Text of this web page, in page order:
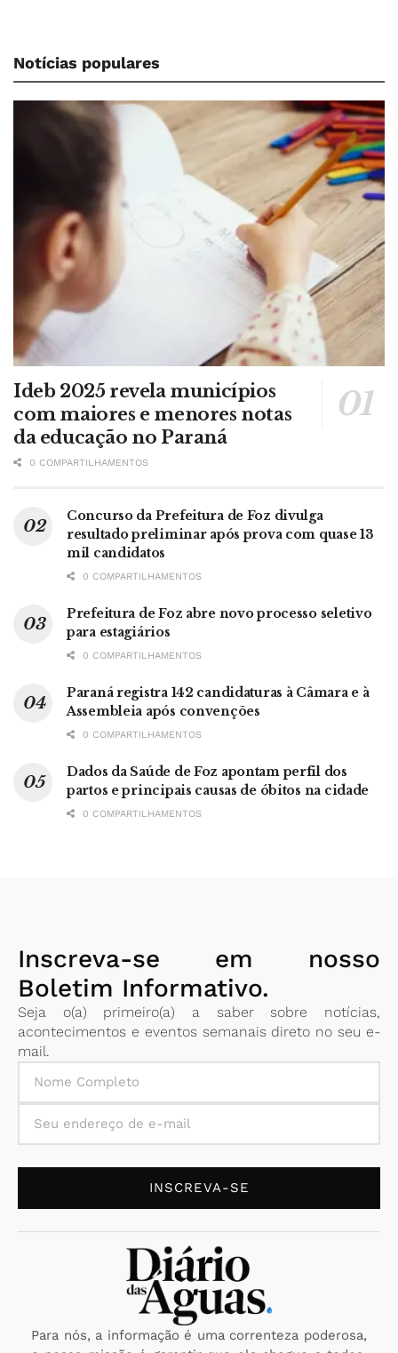
Notícias populares
Ideb 2025 revela municípios
com maiores e menores notas
da educação no Paraná
0 COMPARTILHAMENTOS
Concurso da Prefeitura de Foz divulga
resultado preliminar após prova com quase 13
mil candidatos
0 COMPARTILHAMENTOS
Prefeitura de Foz abre novo processo seletivo
para estagiários
0 COMPARTILHAMENTOS
Paraná registra 142 candidaturas à Câmara e à
Assembleia após convenções
0 COMPARTILHAMENTOS
Dados da Saúde de Foz apontam perfil dos
partos e principais causas de óbitos na cidade
0 COMPARTILHAMENTOS
Inscreva-se em nosso
Boletim Informativo.
Seja o(a) primeiro(a) a saber sobre notícias,
acontecimentos e eventos semanais direto no seu e-
mail.
INSCREVA-SE
Para nós, a informação é uma correnteza poderosa,